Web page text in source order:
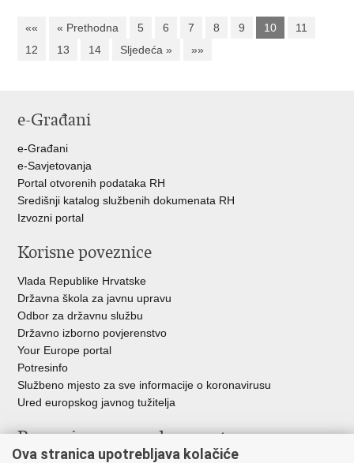
«« « Prethodna 5 6 7 8 9 10
11
12
13 14 Sljedeća » »»
e-Građani
e-Građani
e-Savjetovanja
Portal otvorenih podataka RH
Središnji katalog službenih dokumenata RH
Izvozni portal
Korisne poveznice
Vlada Republike Hrvatske
Državna škola za javnu upravu
Odbor za državnu službu
Državno izborno povjerenstvo
Your Europe portal
Potresinfo
Službeno mjesto za sve informacije o koronavirusu
Ured europskog javnog tužitelja
Poveznice pravosudnog sustava
Ova stranica upotrebljava kolačiće